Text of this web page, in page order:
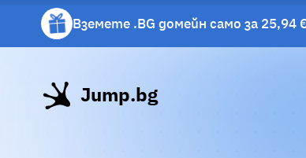
Вземете .BG домейн само за 25,94
Вземете подарък чаша с избрани
Jump.bg